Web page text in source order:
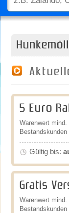
5 Euro
Warenwert
Bestandskunden
Gültig bis:
Gratis
Warenwert
Bestandskunden